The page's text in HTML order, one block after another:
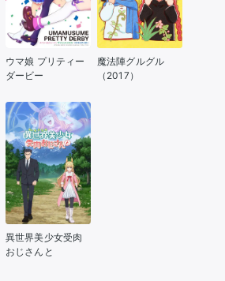
ウマ娘 プリティー
ダービー
魔法陣グルグル
（2017）
異世界美少女受肉
おじさんと